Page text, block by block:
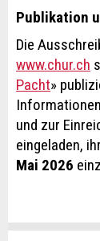
Publikation
Die
www.chur.ch
Pacht»
und zur
eingeladen,
Mai 2026